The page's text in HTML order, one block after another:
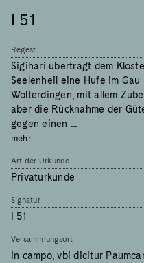
I 51
Regest
Sigihari überträgt dem
Seelenheil eine Hufe im Gau
Wolterdingen, mit allem
aber die Rücknahme der
gegen einen …
mehr
Art der Urkunde
Privaturkunde
Signatur
I 51
Versammlungsort
in campo, vbi dicitur